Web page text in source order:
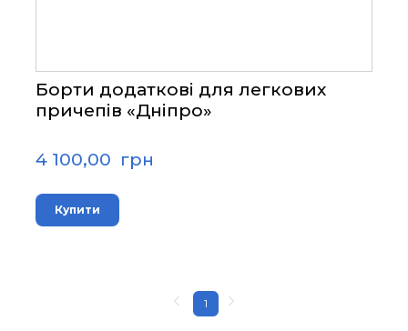
Борти додаткові для легкових
причепів «Дніпро»
4 100,00  грн
Купити
1